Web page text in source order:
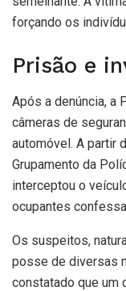
forçando os
Prisão e
Após a denúncia, a
câmeras de
automóvel. A partir
Grupamento da
interceptou o
ocupantes
Os suspeitos,
posse de diversas
constatado que um